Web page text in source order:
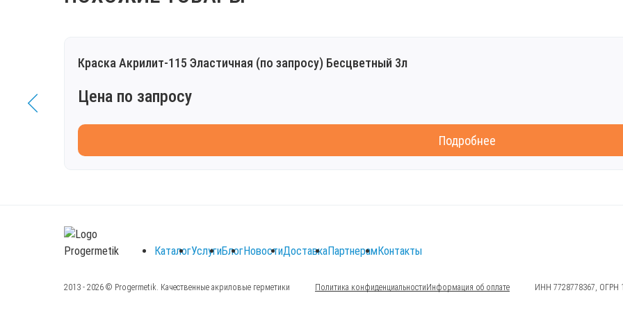
Краска Акрилит-115 Эластичная (по запросу) Бесцветный 3л
Цена по запросу
Подробнее
КаталогУслугиБлогНовостиДоставкаПартнерамКонтакты
2013 - 2026 © Progermetik. Качественные акриловые герметики Политика конфиденциальностиИнформация об оплате ИНН 7728778367, ОГРН